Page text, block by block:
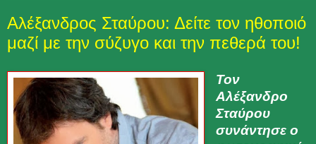
Αλέξανδρος Σταύρου: Δείτε τον ηθοποιό
μαζί με την σύζυγο και την πεθερά του!
Τον
Αλέξανδρο
Σταύρου
συνάντησε ο